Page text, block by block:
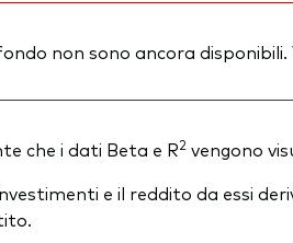
non sono ancora
che i dati Beta e R2 vengono
e il reddito da essi